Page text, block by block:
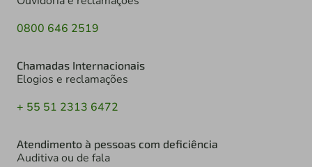
0800 646 2519
Chamadas Internacionais
Elogios e reclamações
+ 55 51 2313 6472
Atendimento à pessoas com deficiência
Auditiva ou de fala